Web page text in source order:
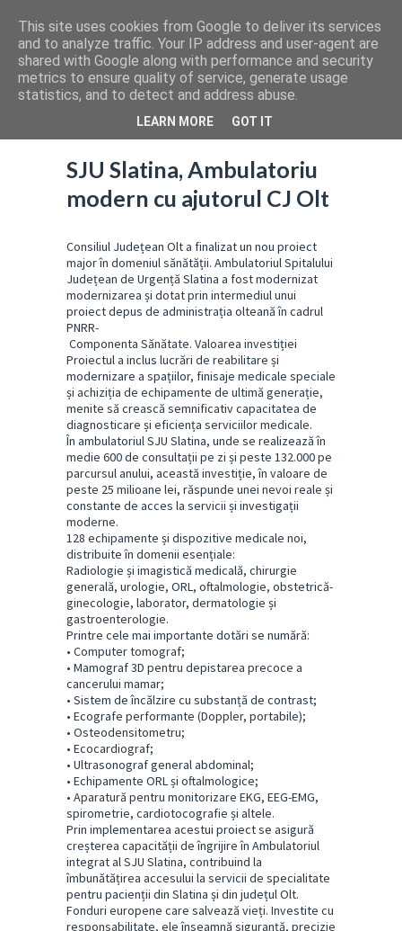
SJU Slatina, Ambulatoriu
modern cu ajutorul CJ Olt
Consiliul Județean Olt a finalizat un nou proiect
major în domeniul sănătății. Ambulatoriul Spitalului
Județean de Urgență Slatina a fost modernizat
modernizarea și dotat prin intermediul unui
proiect depus de administrația olteană în cadrul
PNRR-
Componenta Sănătate. Valoarea investiției
Proiectul a inclus lucrări de reabilitare și
modernizare a spațiilor, finisaje medicale speciale
și achiziția de echipamente de ultimă generație,
menite să crească semnificativ capacitatea de
diagnosticare și eficiența serviciilor medicale.
În ambulatoriul SJU Slatina, unde se realizează în
medie 600 de consultații pe zi și peste 132.000 pe
parcursul anului, această investiție, în valoare de
peste 25 milioane lei, răspunde unei nevoi reale și
constante de acces la servicii și investigații
moderne.
128 echipamente și dispozitive medicale noi,
distribuite în domenii esențiale:
Radiologie și imagistică medicală, chirurgie
generală, urologie, ORL, oftalmologie, obstetrică-
ginecologie, laborator, dermatologie și
gastroenterologie.
Printre cele mai importante dotări se numără:
• Computer tomograf;
• Mamograf 3D pentru depistarea precoce a
cancerului mamar;
• Sistem de încălzire cu substanță de contrast;
• Ecografe performante (Doppler, portabile);
• Osteodensitometru;
• Ecocardiograf;
• Ultrasonograf general abdominal;
• Echipamente ORL și oftalmologice;
• Aparatură pentru monitorizare EKG, EEG-EMG,
spirometrie, cardiotocografie și altele.
Prin implementarea acestui proiect se asigură
creșterea capacității de îngrijire în Ambulatoriul
integrat al SJU Slatina, contribuind la
îmbunătățirea accesului la servicii de specialitate
pentru pacienții din Slatina și din județul Olt.
Fonduri europene care salvează vieți. Investite cu
responsabilitate, ele înseamnă siguranță, precizie
This site uses cookies from Google to deliver its services
and to analyze traffic. Your IP address and user-agent are
shared with Google along with performance and security
metrics to ensure quality of service, generate usage
statistics, and to detect and address abuse.
LEARN MORE GOT IT